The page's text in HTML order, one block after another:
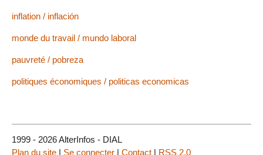
inflation / inflación
monde du travail / mundo laboral
pauvreté / pobreza
politiques économiques / politicas economicas
1999 - 2026 AlterInfos - DIAL
Plan du site | Se connecter | Contact | RSS 2.0